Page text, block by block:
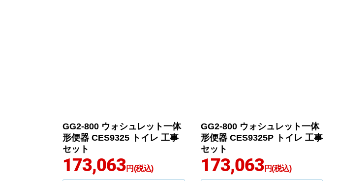
GG2-800 ウォシュレット一体
形便器 CES9325 トイレ 工事
セット
173,063円(税込)
GG2-800 ウォシュレット一体
形便器 CES9325P トイレ 工事
セット
173,063円(税込)